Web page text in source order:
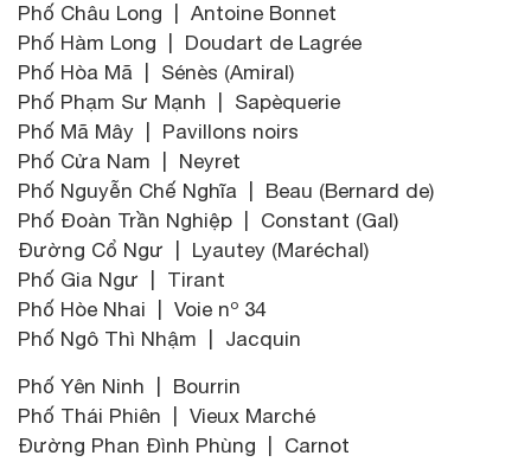
Phố Châu Long | Antoine Bonnet
Phố Hàm Long | Doudart de Lagrée
Phố Hòa Mã | Sénès (Amiral)
Phố Phạm Sư Mạnh | Sapèquerie
Phố Mã Mây | Pavillons noirs
Phố Cửa Nam | Neyret
Phố Nguyễn Chế Nghĩa | Beau (Bernard de)
Phố Đoàn Trần Nghiệp | Constant (Gal)
Đường Cổ Ngư | Lyautey (Maréchal)
Phố Gia Ngư | Tirant
Phố Hòe Nhai | Voie nº 34
Phố Ngô Thì Nhậm | Jacquin
Phố Yên Ninh | Bourrin
Phố Thái Phiên | Vieux Marché
Đường Phan Đình Phùng | Carnot